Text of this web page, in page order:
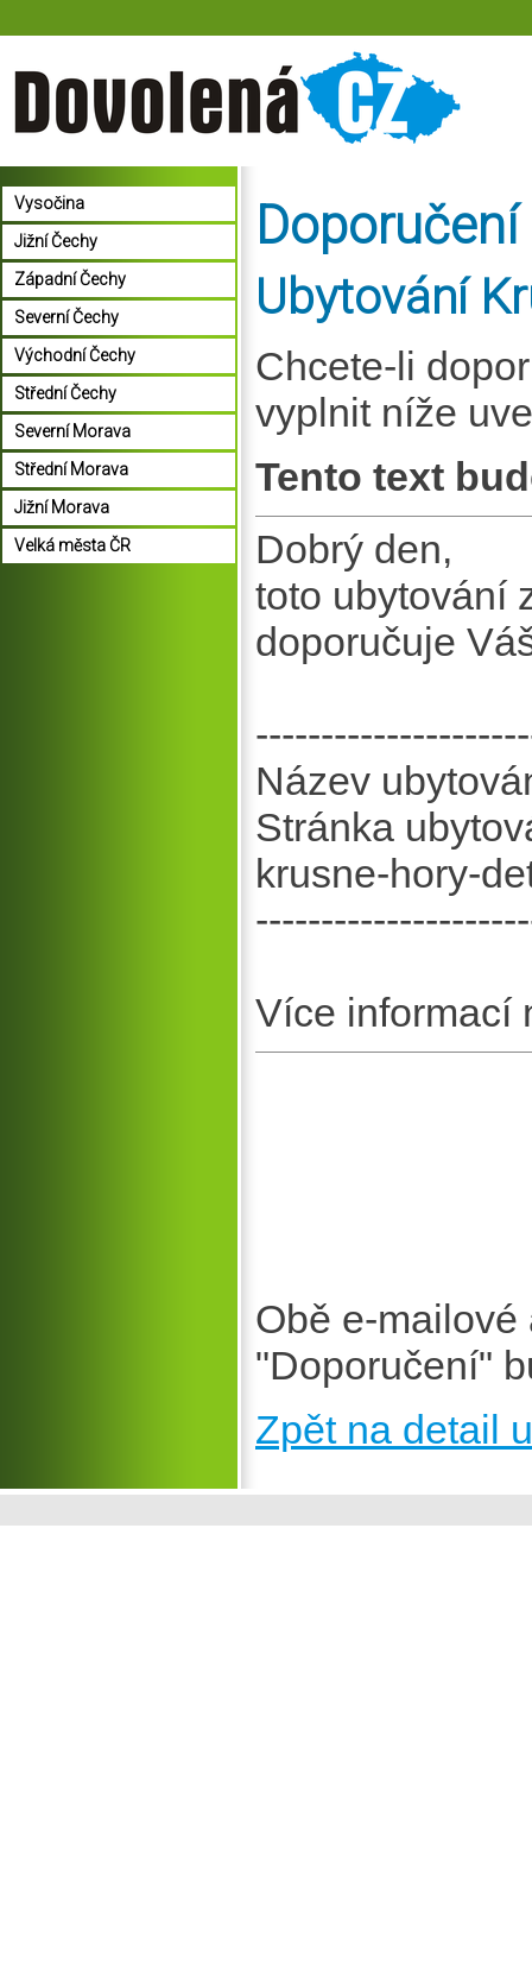
Ubytování
Chcete-li
vyplnit níže
Tento text
Dobrý den,
toto ubytování
doporučuje
Název
Stránka
krusne-hory-
Více informací
Obě e-
"Doporučení"
Zpět na detail
Vysočina
Jižní Čechy
Západní Čechy
Severní Čechy
Východní Čechy
Střední Čechy
Severní Morava
Střední Morava
Jižní Morava
Velká města ČR